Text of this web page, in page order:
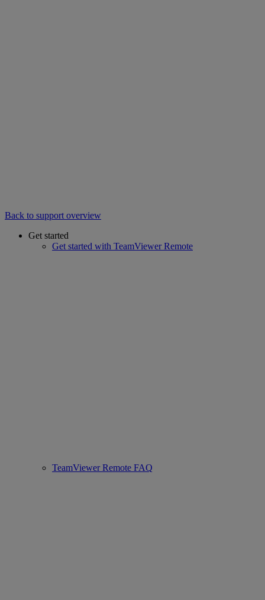
Back to support overview
Get started
Get started with TeamViewer Remote
TeamViewer Remote FAQ